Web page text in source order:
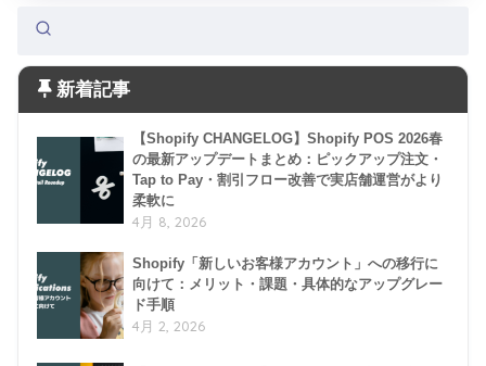
新着記事
【Shopify CHANGELOG】Shopify POS 2026春
の最新アップデートまとめ：ピックアップ注文・
Tap to Pay・割引フロー改善で実店舗運営がより
柔軟に
4月 8, 2026
Shopify「新しいお客様アカウント」への移行に
向けて：メリット・課題・具体的なアップグレー
ド手順
4月 2, 2026